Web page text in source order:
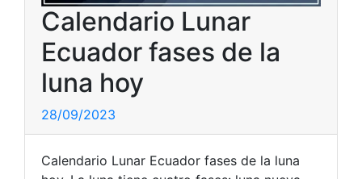
Calendario Lunar
Ecuador fases de la
luna hoy
28/09/2023
Calendario Lunar Ecuador fases de la luna